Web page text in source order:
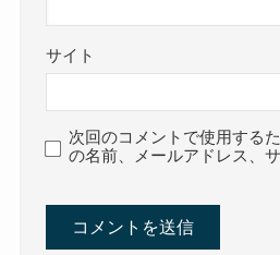
サイト
次回のコメントで使用する
の名前、メールアドレス、